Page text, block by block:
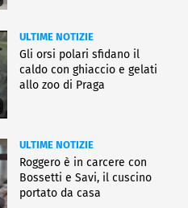
ULTIME NOTIZIE
Gli orsi polari sfidano il
caldo con ghiaccio e gelati
allo zoo di Praga
ULTIME NOTIZIE
Roggero è in carcere con
Bossetti e Savi, il cuscino
portato da casa